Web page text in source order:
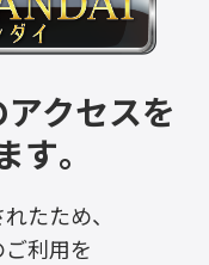
クセスを
。
たため、
利用を